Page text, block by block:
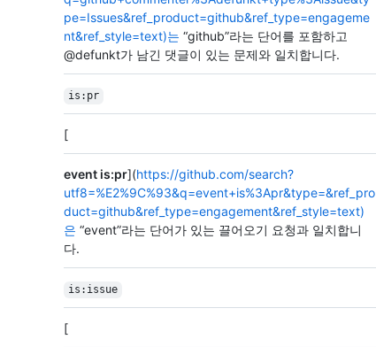
pe=Issues&ref_product=github&ref_type=engageme
nt&ref_style=text)는 “github”라는 단어를 포함하고
@defunkt가 남긴 댓글이 있는 문제와 일치합니다.
is:pr
[
event is:pr](https://github.com/search?
utf8=%E2%9C%93&q=event+is%3Apr&type=&ref_pro
duct=github&ref_type=engagement&ref_style=text)
은 “event”라는 단어가 있는 끌어오기 요청과 일치합니
다.
is:issue
[